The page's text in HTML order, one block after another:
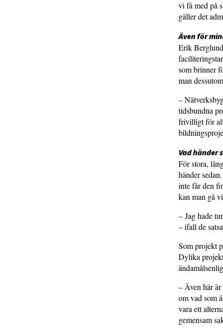
vi få med på
gäller det
Även för
Erik
som brinner
man
–
tidsbundna
frivilligt för
Vad händer
För stora,
händer
inte får den
kan man gå
– Jag hade
– ifall de
Som projekt
Dylika
– Även här
om vad som
vara ett
gemensam